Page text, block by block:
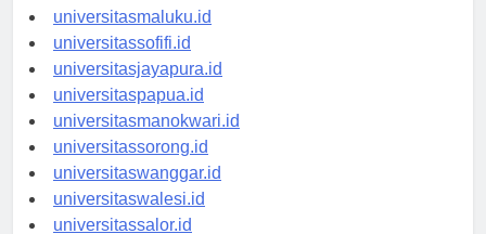
universitasambon.id
universitasmaluku.id
universitassofifi.id
universitasjayapura.id
universitaspapua.id
universitasmanokwari.id
universitassorong.id
universitaswanggar.id
universitaswalesi.id